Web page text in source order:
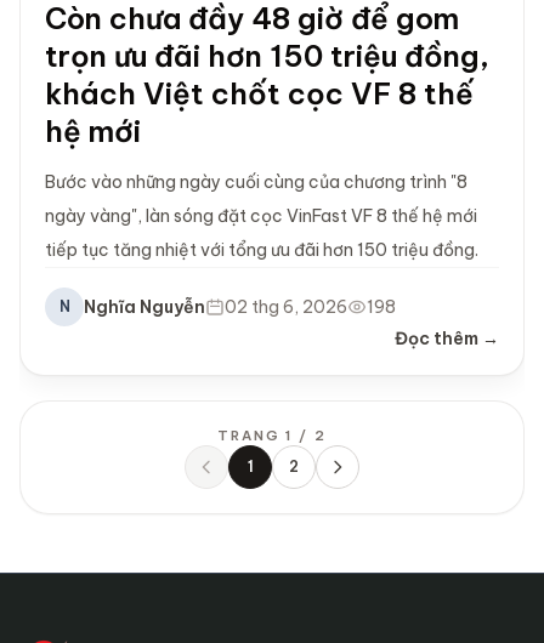
Còn chưa đầy 48 giờ để gom
trọn ưu đãi hơn 150 triệu đồng,
khách Việt chốt cọc VF 8 thế
hệ mới
Bước vào những ngày cuối cùng của chương trình "8
ngày vàng", làn sóng đặt cọc VinFast VF 8 thế hệ mới
tiếp tục tăng nhiệt với tổng ưu đãi hơn 150 triệu đồng.
N Nghĩa Nguyễn 02 thg 6, 2026
198
Đọc thêm →
TRANG 1 / 2
Trước 1 2 Sau